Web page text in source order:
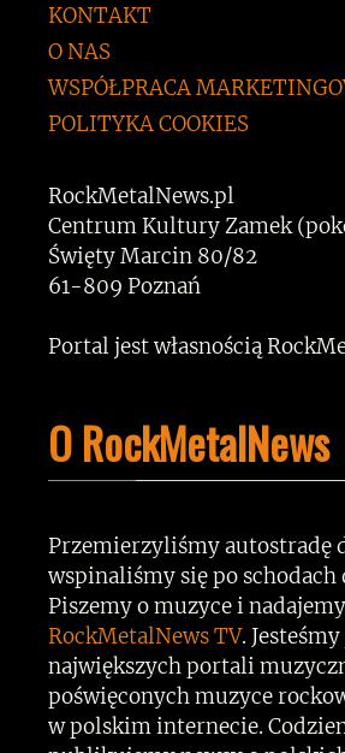
KONTAKT
O NAS
WSPÓŁPRACA
POLITYKA COOKIES
RockMetalNews.pl
Centrum Kultury Zamek
Święty Marcin 80/82
61-809 Poznań
Portal jest własnością
O RockMetalNews
Przemierzyliśmy autostradę
wspinaliśmy się po schodach
Piszemy o muzyce i
RockMetalNews TV.
największych portali
poświęconych muzyce
w polskim internecie.